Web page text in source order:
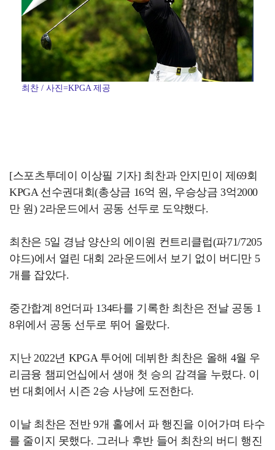
최찬 / 사진=KPGA 제공
[스포츠투데이 이상필 기자] 최찬과 안지민이 제69회
KPGA 선수권대회(총상금 16억 원, 우승상금 3억2000
만 원) 2라운드에서 공동 선두로 도약했다.
최찬은 5일 경남 양산의 에이원 컨트리클럽(파71/7205
야드)에서 열린 대회 2라운드에서 보기 없이 버디만 5
개를 잡았다.
중간합계 8언더파 134타를 기록한 최찬은 전날 공동 1
8위에서 공동 선두로 뛰어 올랐다.
지난 2022년 KPGA 투어에 데뷔한 최찬은 올해 4월 우
리금융 챔피언십에서 생애 첫 승의 감격을 누렸다. 이
번 대회에서 시즌 2승 사냥에 도전한다.
이날 최찬은 전반 9개 홀에서 파 행진을 이어가며 타수
를 줄이지 못했다. 그러나 후반 들어 최찬의 버디 행진